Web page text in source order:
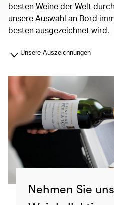
besten Weine der Welt
unsere Auswahl an Bord
besten ausgezeichnet wird.
Unsere Auszeichnungen
Nehmen Sie